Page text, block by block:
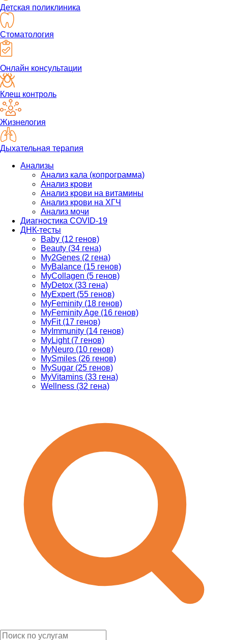
Детская поликлиника
Стоматология
Онлайн консультации
Клещ контроль
Жизнелогия
Дыхательная терапия
Анализы
Анализ кала (копрограмма)
Анализ крови
Анализ крови на витамины
Анализ крови на ХГЧ
Анализ мочи
Диагностика COVID-19
ДНК-тесты
Baby (12 генов)
Beauty (34 гена)
My2Genes (2 гена)
MyBalance (15 генов)
MyCollagen (5 генов)
MyDetox (33 гена)
MyExpert (55 генов)
MyFeminity (18 генов)
MyFeminity Age (16 генов)
MyFit (17 генов)
MyImmunity (14 генов)
MyLight (7 генов)
MyNeuro (10 генов)
MySmiles (26 генов)
MySugar (25 генов)
MyVitamins (33 гена)
Wellness (32 гена)